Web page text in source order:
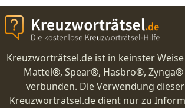
Kreuzworträtsel.de ist in keinster Weise
Mattel®, Spear®, Hasbro®, Zynga®
verbunden. Die Verwendung
Kreuzworträtsel.de dient nur zu